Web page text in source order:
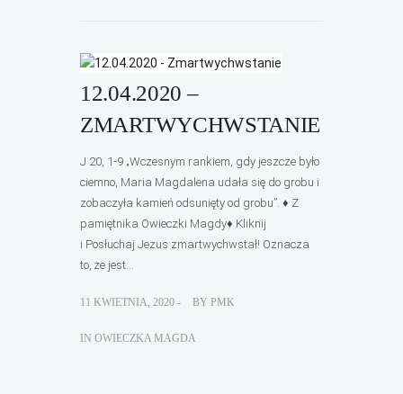
12.04.2020 –
ZMARTWYCHWSTANIE
J 20, 1-9 „Wczesnym rankiem, gdy jeszcze było
ciemno, Maria Magdalena udała się do grobu i
zobaczyła kamień odsunięty od grobu”. ♦ Z
pamiętnika Owieczki Magdy♦ Kliknij
i Posłuchaj Jezus zmartwychwstał! Oznacza
to, że jest...
11 KWIETNIA, 2020 - BY PMK
IN OWIECZKA MAGDA